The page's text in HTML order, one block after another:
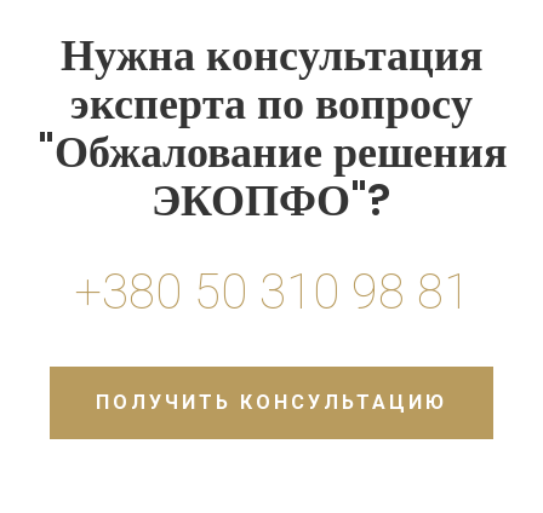
Нужна консультация
эксперта по вопросу
"Обжалование решения
ЭКОПФО"?
+380 50 310 98 81
ПОЛУЧИТЬ КОНСУЛЬТАЦИЮ